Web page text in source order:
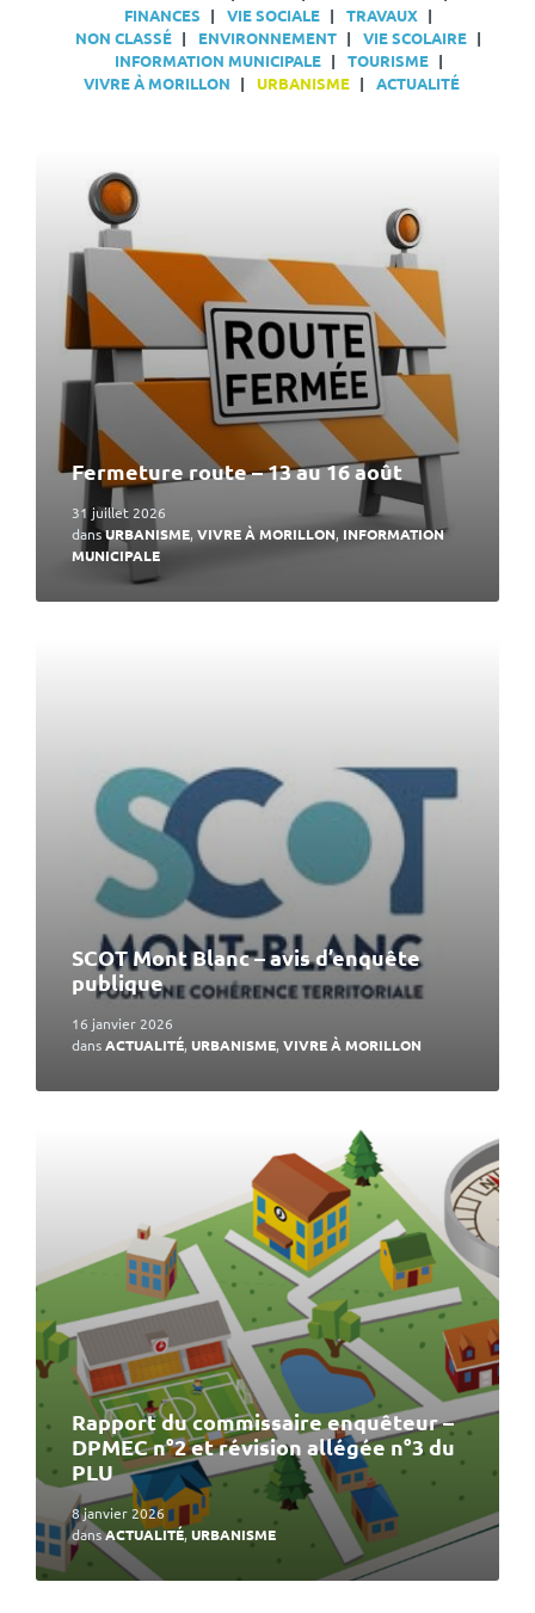
FINANCES
VIE SOCIALE
TRAVAUX
NON CLASSÉ
ENVIRONNEMENT
VIE SCOLAIRE
INFORMATION MUNICIPALE
TOURISME
VIVRE À MORILLON
URBANISME ACTUALITÉ
Fermeture route – 13 au 16 août
31 juillet 2026
dansURBANISME, VIVRE À MORILLON, INFORMATION
MUNICIPALE
SCOT Mont Blanc – avis d’enquête
publique
16 janvier 2026
dansACTUALITÉ, URBANISME, VIVRE À MORILLON
Rapport du commissaire enquêteur –
DPMEC n°2 et révision allégée n°3 du
PLU
8 janvier 2026
dansACTUALITÉ, URBANISME